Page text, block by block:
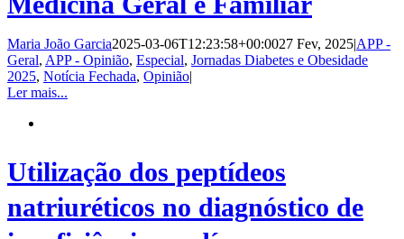
Maria João Garcia2025-03-06T12:23:58+00:0027 Fev, 2025|APP -
Geral, APP - Opinião, Especial, Jornadas Diabetes e Obesidade
2025, Notícia Fechada, Opinião|
Ler mais...
Utilização dos peptídeos
natriuréticos no diagnóstico de